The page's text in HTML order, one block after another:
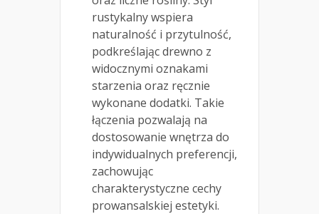
rustykalny wspiera
naturalność i przytulność,
podkreślając drewno z
widocznymi oznakami
starzenia oraz ręcznie
wykonane dodatki. Takie
łączenia pozwalają na
dostosowanie wnętrza do
indywidualnych preferencji,
zachowując
charakterystyczne cechy
prowansalskiej estetyki.